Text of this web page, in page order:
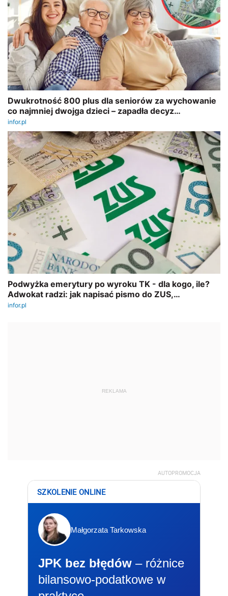
REKLAMA
AUTOPROMOCJA
SZKOLENIE ONLINE
Małgorzata Tarkowska
JPK bez błędów – różnice
bilansowo-podatkowe w